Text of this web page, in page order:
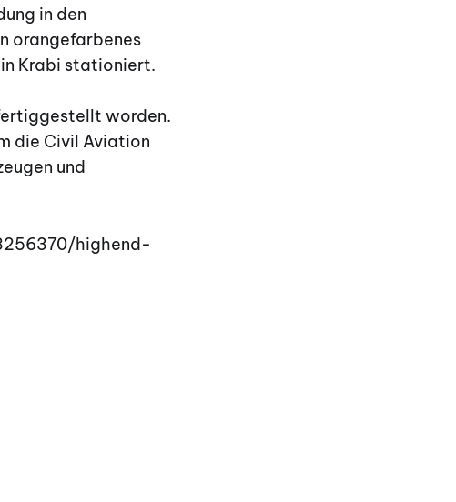
in den
orangefarbenes
Krabi stationiert.
worden.
die Civil Aviation
und
highend-